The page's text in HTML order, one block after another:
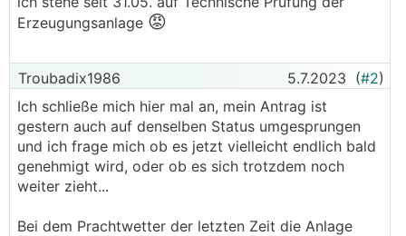
Erzeugungsanlage 😡
Troubadix1986 5.7.2023 (#2)
Ich schließe mich hier mal an, mein Antrag ist
gestern auch auf denselben Status umgesprungen
und ich frage mich ob es jetzt vielleicht endlich bald
genehmigt wird, oder ob es sich trotzdem noch
weiter zieht...
Bei dem Prachtwetter der letzten Zeit die Anlage